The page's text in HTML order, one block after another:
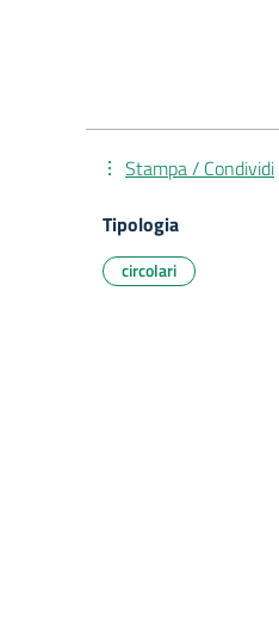
Stampa / Condividi
Tipologia
circolari